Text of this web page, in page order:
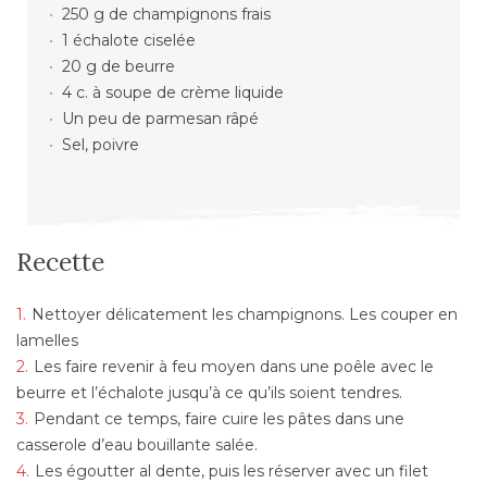
250 g de champignons frais
1 échalote ciselée
20 g de beurre
4 c. à soupe de crème liquide
Un peu de parmesan râpé
Sel, poivre
Recette
Nettoyer délicatement les champignons. Les couper en
lamelles
Les faire revenir à feu moyen dans une poêle avec le
beurre et l’échalote jusqu’à ce qu’ils soient tendres.
Pendant ce temps, faire cuire les pâtes dans une
casserole d’eau bouillante salée.
Les égoutter al dente, puis les réserver avec un filet